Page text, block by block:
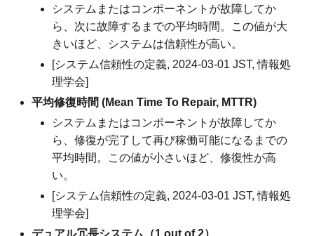
システムまたはコンポーネントが故障してか
ら、次に故障するまでの平均時間。この値が大
きいほど、システムは信頼性が高い。
[システム信頼性の定義, 2024-03-01 JST, 情報処
理学会]
平均修復時間 (Mean Time To Repair, MTTR)
システムまたはコンポーネントが故障してか
ら、修復が完了して再び稼働可能になるまでの
平均時間。この値が小さいほど、修復性が高
い。
[システム信頼性の定義, 2024-03-01 JST, 情報処
理学会]
デュアル冗長システム（1 out of 2）